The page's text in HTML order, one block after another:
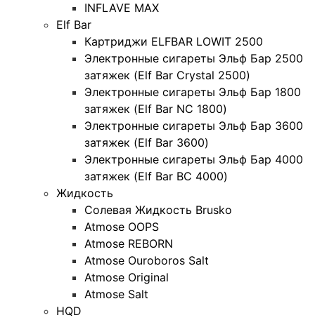
INFLAVE MAX
Elf Bar
Картриджи ELFBAR LOWIT 2500
Электронные сигареты Эльф Бар 2500
затяжек (Elf Bar Crystal 2500)
Электронные сигареты Эльф Бар 1800
затяжек (Elf Bar NC 1800)
Электронные сигареты Эльф Бар 3600
затяжек (Elf Bar 3600)
Электронные сигареты Эльф Бар 4000
затяжек (Elf Bar BC 4000)
Жидкость
Солевая Жидкость Brusko
Atmose OOPS
Atmose REBORN
Atmose Ouroboros Salt
Atmose Original
Atmose Salt
HQD